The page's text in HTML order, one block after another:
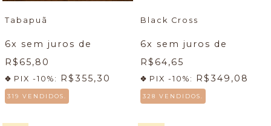
Tabapuã
6x sem juros de
R$65,80
PIX -10%: R$355,30
319 VENDIDOS.
Black Cross
6x sem juros de
R$64,65
PIX -10%: R$349,08
328 VENDIDOS.